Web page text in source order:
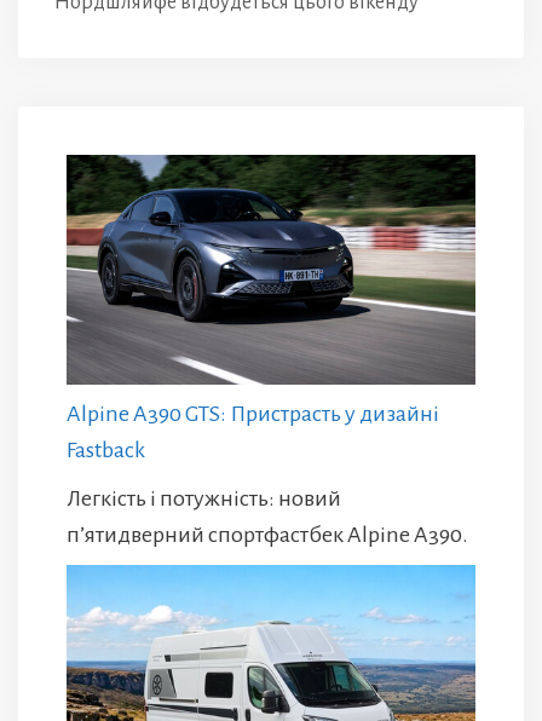
Alpine A390 GTS: Пристрасть у дизайні
Fastback
Легкість і потужність: новий
п’ятидверний спортфастбек Alpine A390.